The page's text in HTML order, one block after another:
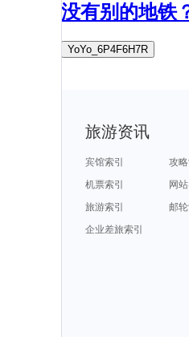
没有别的地铁
YoYo_6P4F6H7R
旅游资讯
宾馆索引
攻
机票索引
网
旅游索引
邮
企业差旅索引